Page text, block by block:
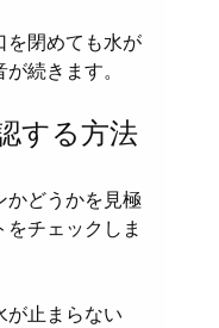
を閉めても水が
続きます。
する方法
かどうかを見極
チェックしま
が止まらない